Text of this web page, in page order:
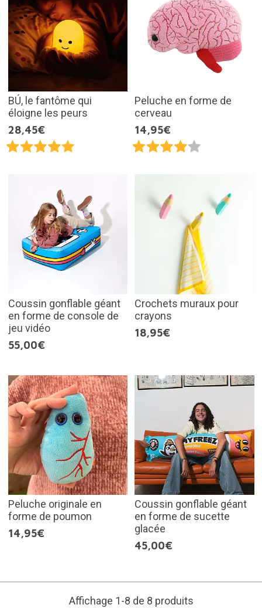
BÚ, le fantôme qui
éloigne les peurs
28,45€
Peluche en forme de
cerveau
14,95€
Coussin gonflable géant
en forme de console de
jeu vidéo
55,00€
Crochets muraux pour
crayons
18,95€
Peluche originale en
forme de poumon
14,95€
Coussin gonflable géant
en forme de sucette
glacée
45,00€
Affichage 1-8 de 8 produits